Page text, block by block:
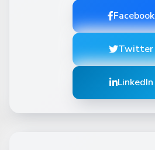
Facebook
Twitter
LinkedIn